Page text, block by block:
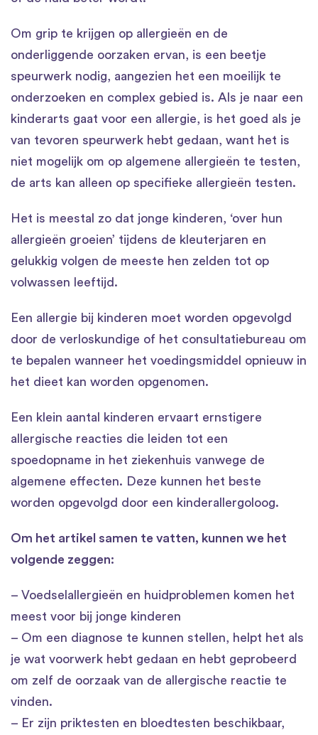
Om grip te krijgen op allergieën en de
onderliggende oorzaken ervan, is een beetje
speurwerk nodig, aangezien het een moeilijk te
onderzoeken en complex gebied is. Als je naar een
kinderarts gaat voor een allergie, is het goed als je
van tevoren speurwerk hebt gedaan, want het is
niet mogelijk om op algemene allergieën te testen,
de arts kan alleen op specifieke allergieën testen.
Het is meestal zo dat jonge kinderen, ‘over hun
allergieën groeien’ tijdens de kleuterjaren en
gelukkig volgen de meeste hen zelden tot op
volwassen leeftijd.
Een allergie bij kinderen moet worden opgevolgd
door de verloskundige of het consultatiebureau om
te bepalen wanneer het voedingsmiddel opnieuw in
het dieet kan worden opgenomen.
Een klein aantal kinderen ervaart ernstigere
allergische reacties die leiden tot een
spoedopname in het ziekenhuis vanwege de
algemene effecten. Deze kunnen het beste
worden opgevolgd door een kinderallergoloog.
Om het artikel samen te vatten, kunnen we het
volgende zeggen:
– Voedselallergieën en huidproblemen komen het
meest voor bij jonge kinderen
– Om een diagnose te kunnen stellen, helpt het als
je wat voorwerk hebt gedaan en hebt geprobeerd
om zelf de oorzaak van de allergische reactie te
vinden.
– Er zijn priktesten en bloedtesten beschikbaar,